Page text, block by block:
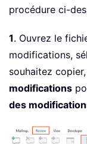
procédure ci-
1. Ouvrez le
modifications,
souhaitez
modifications
des